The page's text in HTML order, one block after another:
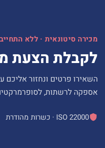
מכירה סיטונאית · ללא
לקבלת הצעת
השאירו פרטים ונחזור אליכם
אספקה לרשתות,
ISO 22000 · כשרות מהודרת